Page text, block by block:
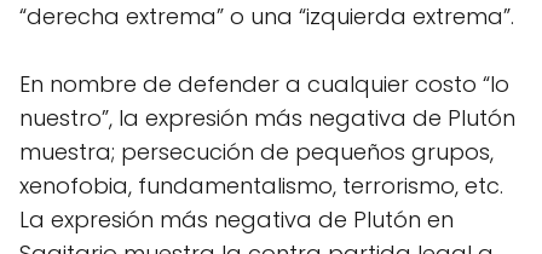
“derecha extrema” o una “izquierda extrema”.
En nombre de defender a cualquier costo “lo
nuestro”, la expresión más negativa de Plutón
muestra; persecución de pequeños grupos,
xenofobia, fundamentalismo, terrorismo, etc.
La expresión más negativa de Plutón en